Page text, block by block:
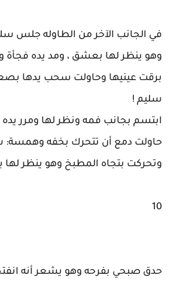
في الجانب الآخر من الطاوله جلس
وهو ينظر لها بعشق ، ومد يده فجأة
برقت عينيها وحاولت سحب يدها
سليم !
ابتسم بجانب فمه ونظر لها ومرر
حاولت دمع أن تتحرك بخفه وهمسة:
وتحركت بتجاه المطبخ وهو ينظر لها
10
حدق صبحي بفرحه وهو يشعر أنه